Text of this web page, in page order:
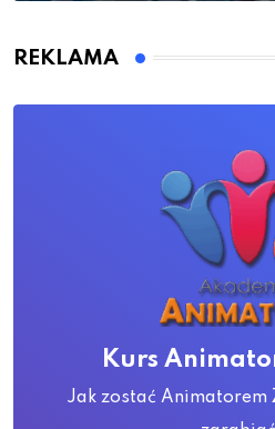
REKLAMA
Kurs
Jak zostać Animatorem